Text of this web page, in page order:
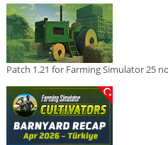
Patch 1.21 for Farming Simulator 25